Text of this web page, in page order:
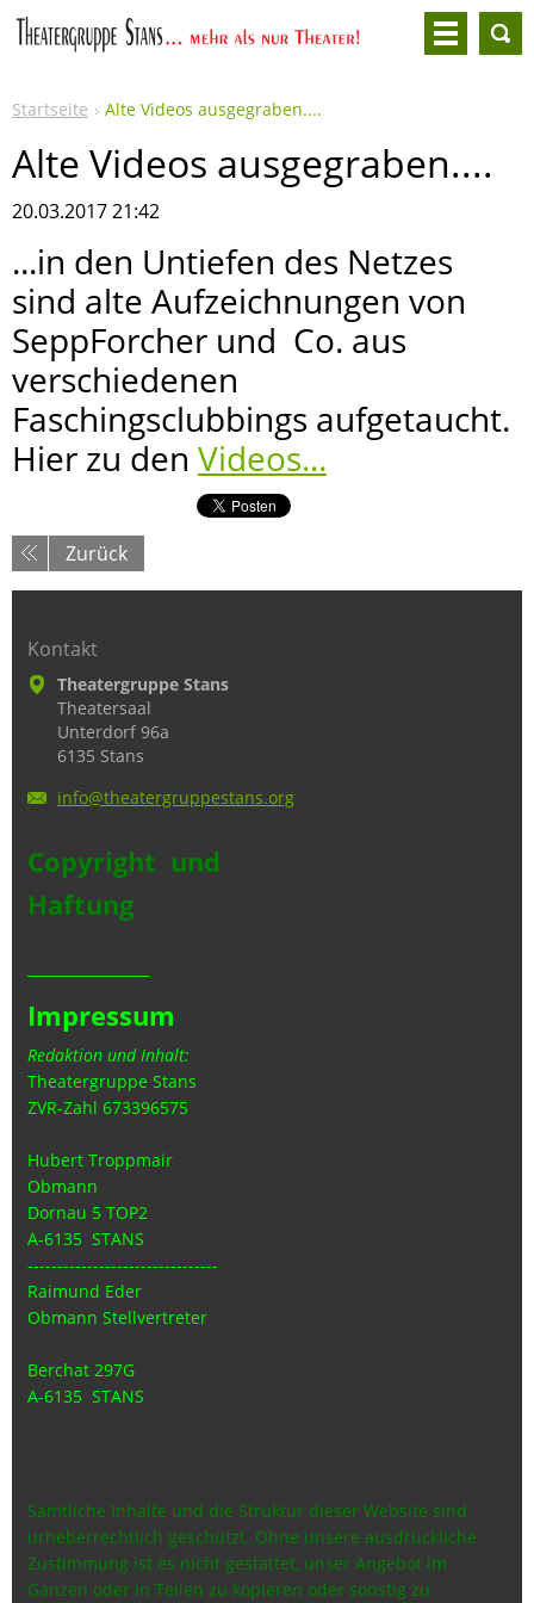
Startseite Alte Videos ausgegraben....
Alte Videos ausgegraben....
20.03.2017 21:42
...in den Untiefen des Netzes
sind alte Aufzeichnungen von
SeppForcher und Co. aus
verschiedenen
Faschingsclubbings aufgetaucht.
Hier zu den Videos...
Zurück
Kontakt
Theatergruppe Stans
Theatersaal
Unterdorf 96a
6135 Stans
info@theatergruppestans.org
Copyright und
Haftung
Impressum
Redaktion und Inhalt:
Theatergruppe Stans
ZVR-Zahl 673396575
Hubert Troppmair
Obmann
Dornau 5 TOP2
A-6135 STANS
--------------------------------
Raimund Eder
Obmann Stellvertreter
Berchat 297G
A-6135 STANS
Sämtliche Inhalte und die Struktur dieser Website sind
urheberrechtlich geschützt. Ohne unsere ausdrückliche
Zustimmung ist es nicht gestattet, unser Angebot im
Ganzen oder in Teilen zu kopieren oder sonstig zu